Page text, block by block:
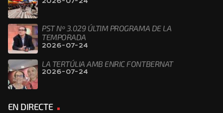
PST Nº 3.029 ÚLTIM PROGRAMA DE LA
TEMPORADA
2026-07-24
LA TERTÚLIA AMB ENRIC FONTBERNAT
2026-07-24
EN DIRECTE